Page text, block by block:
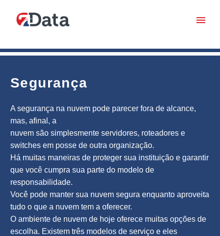
Segurança
A segurança na nuvem pode parecer fora de alcance,
mas, afinal, a
nuvem são simplesmente servidores, roteadores e
switches em posse de outra organização.
Há muitas maneiras de proteger sua instituição e garantir
que você cumpra sua parte do modelo de
responsabilidade.
Você pode manter sua nuvem segura enquanto aproveita
tudo o que a nuvem tem a oferecer.
O ambiente de nuvem de hoje oferece muitas opções de
escolha. Existem três modelos de serviço e eles